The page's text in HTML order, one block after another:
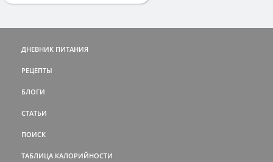
ДНЕВНИК ПИТАНИЯ
РЕЦЕПТЫ
БЛОГИ
СТАТЬИ
ПОИСК
ТАБЛИЦА КАЛОРИЙНОСТИ